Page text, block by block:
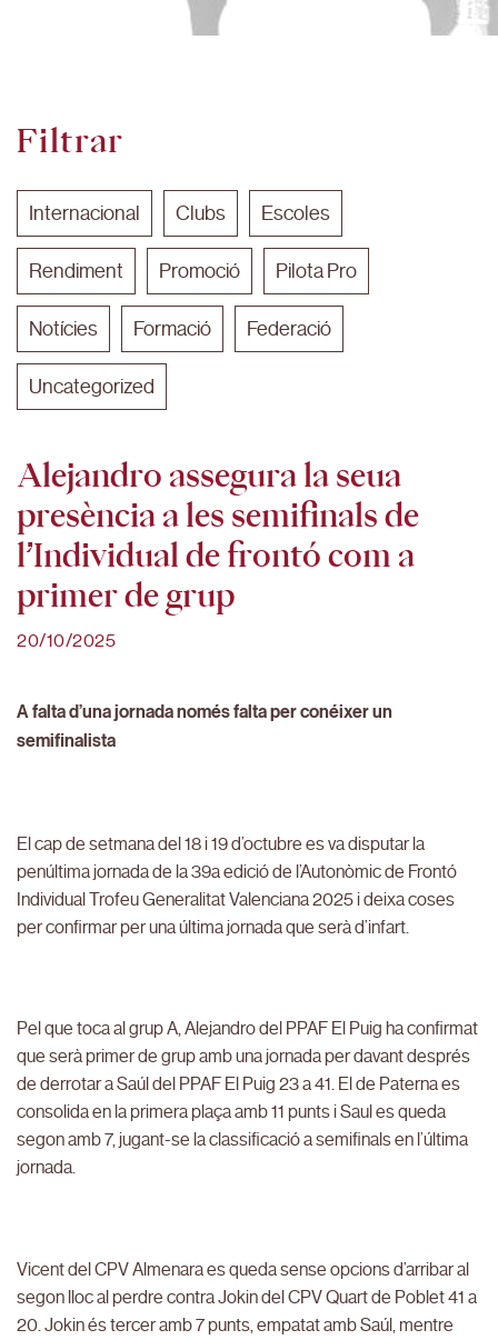
Filtrar
Internacional Clubs Escoles
Rendiment Promoció Pilota Pro
Notícies Formació Federació
Uncategorized
Alejandro assegura la seua
presència a les semifinals de
l’Individual de frontó com a
primer de grup
20/10/2025
A falta d’una jornada només falta per conéixer un
semifinalista
El cap de setmana del 18 i 19 d’octubre es va disputar la
penúltima jornada de la 39a edició de l’Autonòmic de Frontó
Individual Trofeu Generalitat Valenciana 2025 i deixa coses
per confirmar per una última jornada que serà d’infart.
Pel que toca al grup A, Alejandro del PPAF El Puig ha confirmat
que serà primer de grup amb una jornada per davant després
de derrotar a Saúl del PPAF El Puig 23 a 41. El de Paterna es
consolida en la primera plaça amb 11 punts i Saul es queda
segon amb 7, jugant-se la classificació a semifinals en l’última
jornada.
Vicent del CPV Almenara es queda sense opcions d’arribar al
segon lloc al perdre contra Jokin del CPV Quart de Poblet 41 a
20. Jokin és tercer amb 7 punts, empatat amb Saúl, mentre